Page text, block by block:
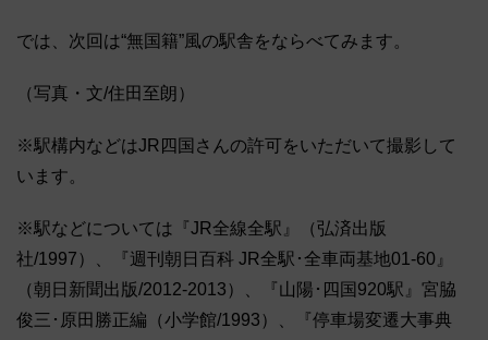
では、次回は“無国籍”風の駅舎をならべてみます。
（写真・文/住田至朗）
※駅構内などはJR四国さんの許可をいただいて撮影して
います。
※駅などについては『JR全線全駅』（弘済出版
社/1997）、『週刊朝日百科 JR全駅･全車両基地01-60』
（朝日新聞出版/2012-2013）、『山陽･四国920駅』宮脇
俊三･原田勝正編（小学館/1993）、『停車場変遷大事典